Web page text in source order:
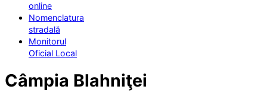
online
Nomenclatura
stradală
Monitorul
Oficial Local
Câmpia Blahniţei